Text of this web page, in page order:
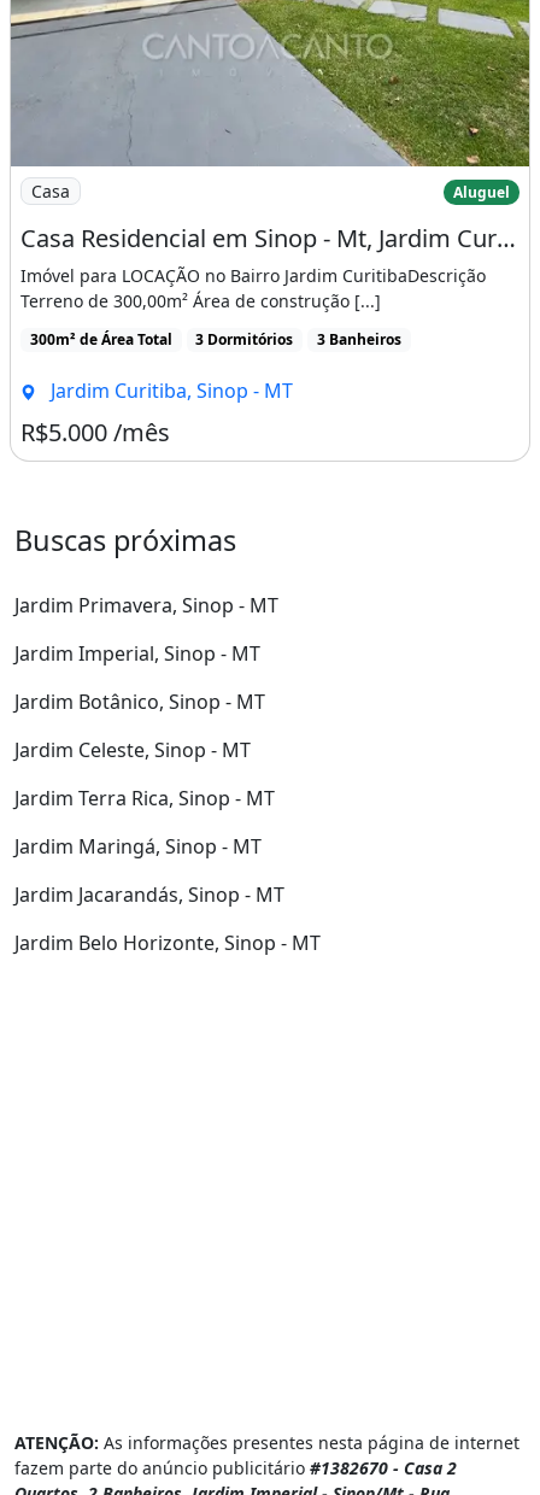
Imagem: Casa Residencial em Sinop - Mt, Jardim Curitiba
Casa Aluguel
Casa Residencial em Sinop - Mt, Jardim Curitiba
Imóvel para LOCAÇÃO no Bairro Jardim CuritibaDescrição
Terreno de 300,00m² Área de construção [...]
300m² de Área Total 3 Dormitórios 3 Banheiros
Jardim Curitiba, Sinop - MT
R$5.000 /mês
Buscas próximas
Jardim Primavera, Sinop - MT
Jardim Imperial, Sinop - MT
Jardim Botânico, Sinop - MT
Jardim Celeste, Sinop - MT
Jardim Terra Rica, Sinop - MT
Jardim Maringá, Sinop - MT
Jardim Jacarandás, Sinop - MT
Jardim Belo Horizonte, Sinop - MT
ATENÇÃO: As informações presentes nesta página de internet
fazem parte do anúncio publicitário #1382670 - Casa 2